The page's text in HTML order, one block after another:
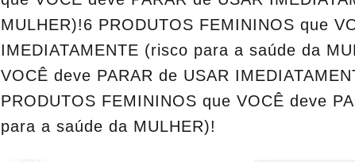
MULHER)!6 PRODUTOS FEMININOS que
IMEDIATAMENTE (risco para a saúde da
VOCÊ deve PARAR de USAR
PRODUTOS FEMININOS que VOCÊ deve
para a saúde da MULHER)!